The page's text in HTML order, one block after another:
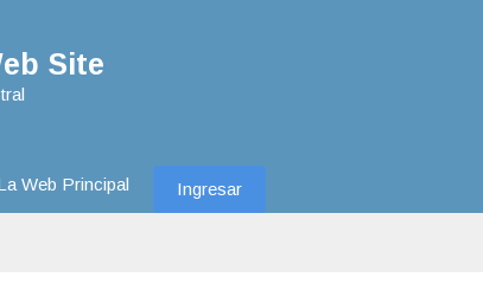
Site
Web Principal Ingresar